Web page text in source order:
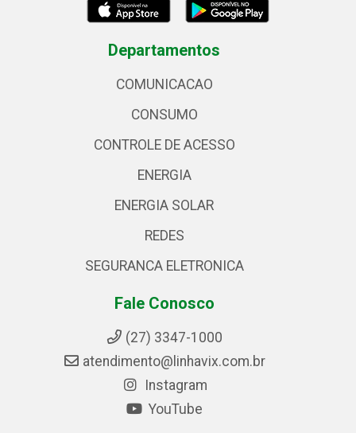
Departamentos
COMUNICACAO
CONSUMO
CONTROLE DE ACESSO
ENERGIA
ENERGIA SOLAR
REDES
SEGURANCA ELETRONICA
Fale Conosco
(27) 3347-1000
atendimento@linhavix.com.br
Instagram
YouTube